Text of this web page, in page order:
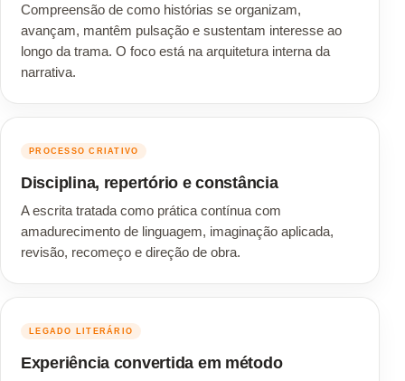
Compreensão de como histórias se organizam,
avançam, mantêm pulsação e sustentam interesse ao
longo da trama. O foco está na arquitetura interna da
narrativa.
PROCESSO CRIATIVO
Disciplina, repertório e constância
A escrita tratada como prática contínua com
amadurecimento de linguagem, imaginação aplicada,
revisão, recomeço e direção de obra.
LEGADO LITERÁRIO
Experiência convertida em método